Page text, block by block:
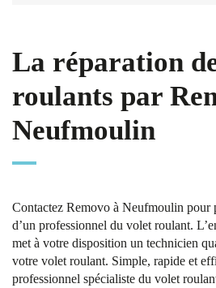
La réparation
roulants par
Neufmoulin
Contactez Removo à Neufmoulin pour
d’un professionnel du volet roulant.
met à votre disposition un technicien
votre volet roulant. Simple, rapide et
professionnel spécialiste du volet